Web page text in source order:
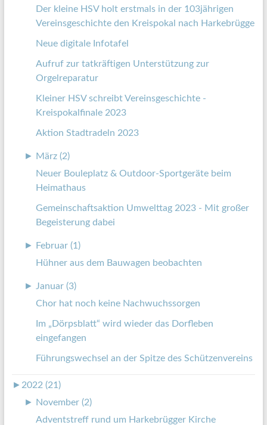
Der kleine HSV holt erstmals in der 103jährigen
Vereinsgeschichte den Kreispokal nach Harkebrügge
Neue digitale Infotafel
Aufruf zur tatkräftigen Unterstützung zur
Orgelreparatur
Kleiner HSV schreibt Vereinsgeschichte -
Kreispokalfinale 2023
Aktion Stadtradeln 2023
► März (2)
Neuer Bouleplatz & Outdoor-Sportgeräte beim
Heimathaus
Gemeinschaftsaktion Umwelttag 2023 - Mit großer
Begeisterung dabei
► Februar (1)
Hühner aus dem Bauwagen beobachten
►
Januar (3)
Chor hat noch keine Nachwuchssorgen
Im „Dörpsblatt“ wird wieder das Dorfleben
eingefangen
Führungswechsel an der Spitze des Schützenvereins
► 2022 (21)
► November (2)
Adventstreff rund um Harkebrügger Kirche